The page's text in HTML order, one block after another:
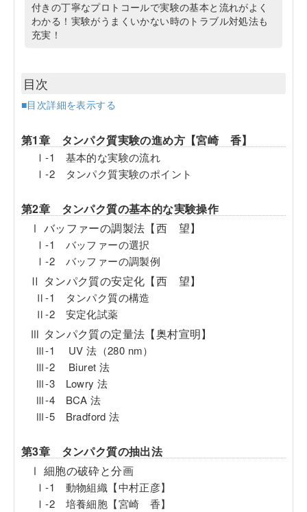
付きの丁寧なプロトコールで実験の基本と流れがよく
わかる！実験がうまくいかない時のトラブル対処法も
充実！
目次
■目次詳細を表示する
第1章 タンパク質実験の進め方【宮崎 香】
Ⅰ-1 基本的な実験の流れ
Ⅰ-2 タンパク質実験のポイント
第2章 タンパク質の基本的な実験操作
Ⅰ バッファーの調製法【西 望】
Ⅰ-1 バッファーの選択
Ⅰ-2 バッファーの調製例
Ⅱ タンパク質の安定化【西 望】
Ⅱ-1 タンパク質の構造
Ⅱ-2 安定化試薬
Ⅲ タンパク質の定量法【奥村宣明】
Ⅲ-1 UV 法（280 nm）
Ⅲ-2 Biuret 法
Ⅲ-3 Lowry 法
Ⅲ-4 BCA 法
Ⅲ-5 Bradford 法
第3章 タンパク質の抽出法
Ⅰ 細胞の破砕と分画
Ⅰ-1 動物組織【中村正彦】
Ⅰ-2 培養細胞【宮崎 香】